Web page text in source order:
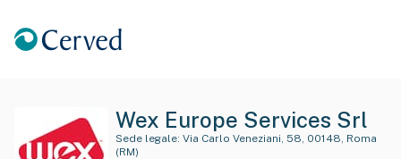
Wex Europe Services Srl
Sede legale:
(RM)